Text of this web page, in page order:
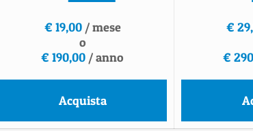
€ 19,00/ mese
o
€ 190,00 / anno
Acquista
€
€